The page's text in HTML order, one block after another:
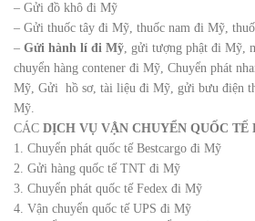
– Gửi đồ khô đi Mỹ
– Gửi thuốc tây đi Mỹ, thuốc nam đi Mỹ,
– Gửi hành lí đi Mỹ, gửi tượng phật đi Mỹ,
chuyển hàng contener đi Mỹ, Chuyển phát
Mỹ, Gửi hồ sơ, tài liệu đi Mỹ, gửi bưu điện
Mỹ.
CÁC DỊCH VỤ VẬN CHUYỂN QUỐC TẾ
1. Chuyển phát quốc tế Bestcargo đi Mỹ
2. Gửi hàng quốc tế TNT đi Mỹ
3. Chuyển phát quốc tế Fedex đi Mỹ
4. Vận chuyển quốc tế UPS đi Mỹ